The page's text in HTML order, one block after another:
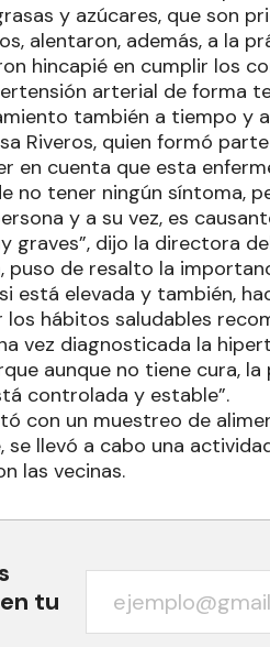
y azúcares, que son
alentaron, además, a la
hincapié en cumplir los
arterial de forma
también a tiempo y
Riveros, quien formó
en cuenta que esta
no tener ningún síntoma,
y a su vez, es
graves”, dijo la directora
puso de resalto la
está elevada y también,
los hábitos saludables
vez diagnosticada la
aunque no tiene cura,
controlada y estable”.
con un muestreo de
se llevó a cabo una
las vecinas.
tu